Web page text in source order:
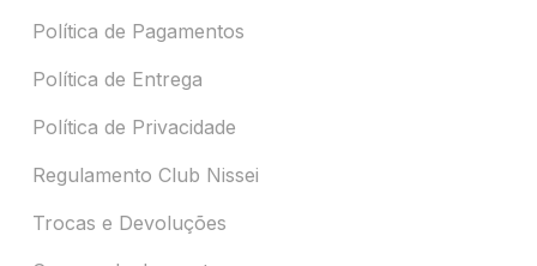
Política de Pagamentos
Política de Entrega
Política de Privacidade
Regulamento Club Nissei
Trocas e Devoluções